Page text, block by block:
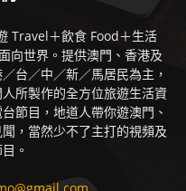
Travel＋飲食 Food＋生活
向世界。提供澳門、香港及
台／中／新／馬居民為主，
所製作的全方位旅遊生活資
節目，地道人帶你遊澳門、
，當然少不了主打的視頻及
。